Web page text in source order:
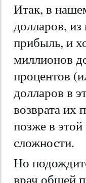
Итак, в
долларов,
прибыль, и
миллионов
процентов
долларов в
возврата их
позже в
сложности.
Но
врач общей